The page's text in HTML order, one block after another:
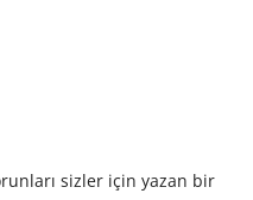
sizler için yazan bir